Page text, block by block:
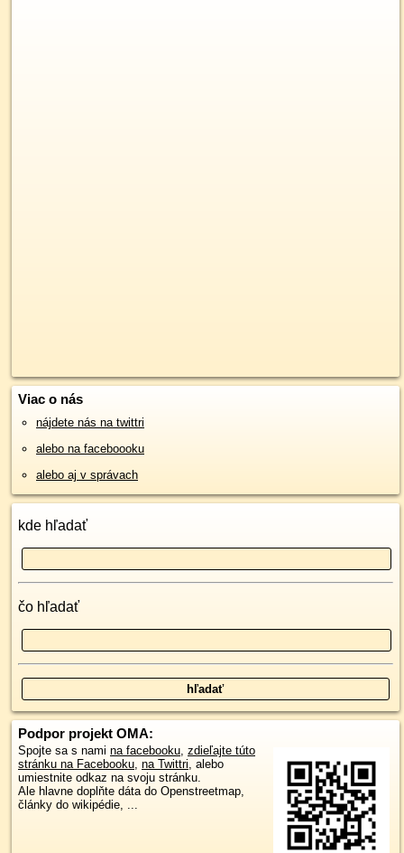
Viac o nás
nájdete nás na twittri
alebo na faceboooku
alebo aj v správach
kde hľadať
čo hľadať
Podpor projekt OMA:
Spojte sa s nami na facebooku, zdieľajte túto
stránku na Facebooku, na Twittri, alebo
umiestnite odkaz na svoju stránku.
Ale hlavne doplňte dáta do Openstreetmap,
články do wikipédie, ...